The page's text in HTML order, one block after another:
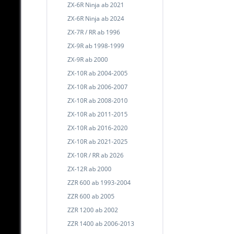
ZX-6R Ninja ab 2021
ZX-6R Ninja ab 2024
ZX-7R / RR ab 1996
ZX-9R ab 1998-1999
ZX-9R ab 2000
ZX-10R ab 2004-2005
ZX-10R ab 2006-2007
ZX-10R ab 2008-2010
ZX-10R ab 2011-2015
ZX-10R ab 2016-2020
ZX-10R ab 2021-2025
ZX-10R / RR ab 2026
ZX-12R ab 2000
ZZR 600 ab 1993-2004
ZZR 600 ab 2005
ZZR 1200 ab 2002
ZZR 1400 ab 2006-2013